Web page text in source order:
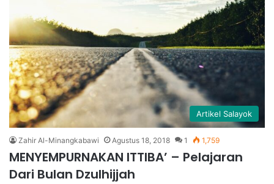
Artikel Salayok
Zahir Al-Minangkabawi Agustus 18, 2018 1 1,759
MENYEMPURNAKAN ITTIBA’ – Pelajaran
Dari Bulan Dzulhijjah